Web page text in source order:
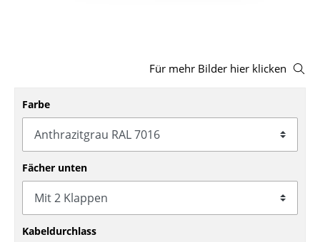
Bürodrehstühle
Konferenzstühle
Bürosessel
Einzelteile
Für mehr Bilder hier klicken
Farbe
Fächer unten
Kabeldurchlass